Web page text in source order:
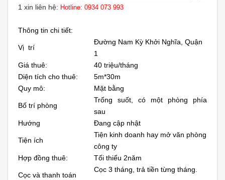
1 xin liên hệ: Hotline: 0934 073 993
Thông tin chi tiết:
Vị trí
Đường Nam Kỳ Khởi Nghĩa, Quận
1
Giá thuê:
40 triệu/tháng
Diện tích cho thuê:
5m*30m
Quy mô:
Mặt bằng
Bố trí phòng
Trống suốt, có một phòng phía
sau
Hướng
Đang cập nhật
Tiện ích
Tiện kinh doanh hay mở văn phòng
công ty
Hợp đồng thuê:
Tối thiểu 2năm
Cọc và thanh toán
Cọc 3 tháng, trả tiền từng tháng.